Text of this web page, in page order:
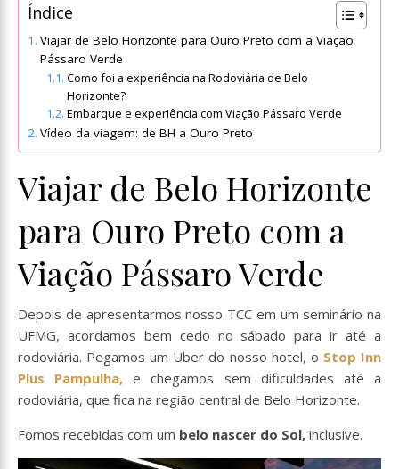
Índice
Viajar de Belo Horizonte para Ouro Preto com a Viação
Pássaro Verde
Como foi a experiência na Rodoviária de Belo
Horizonte?
Embarque e experiência com Viação Pássaro Verde
Vídeo da viagem: de BH a Ouro Preto
Viajar de Belo Horizonte
para Ouro Preto com a
Viação Pássaro Verde
Depois de apresentarmos nosso TCC em um seminário na
UFMG, acordamos bem cedo no sábado para ir até a
rodoviária. Pegamos um Uber do nosso hotel, o Stop Inn
Plus Pampulha, e chegamos sem dificuldades até a
rodoviária, que fica na região central de Belo Horizonte.
Fomos recebidas com um belo nascer do Sol, inclusive.